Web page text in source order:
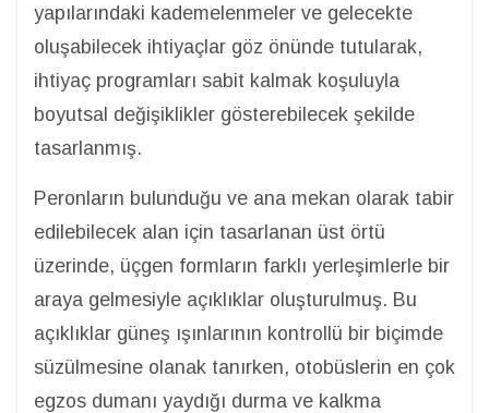
yapılarındaki kademelenmeler ve gelecekte
oluşabilecek ihtiyaçlar göz önünde tutularak,
ihtiyaç programları sabit kalmak koşuluyla
boyutsal değişiklikler gösterebilecek şekilde
tasarlanmış.
Peronların bulunduğu ve ana mekan olarak tabir
edilebilecek alan için tasarlanan üst örtü
üzerinde, üçgen formların farklı yerleşimlerle bir
araya gelmesiyle açıklıklar oluşturulmuş. Bu
açıklıklar güneş ışınlarının kontrollü bir biçimde
süzülmesine olanak tanırken, otobüslerin en çok
egzos dumanı yaydığı durma ve kalkma